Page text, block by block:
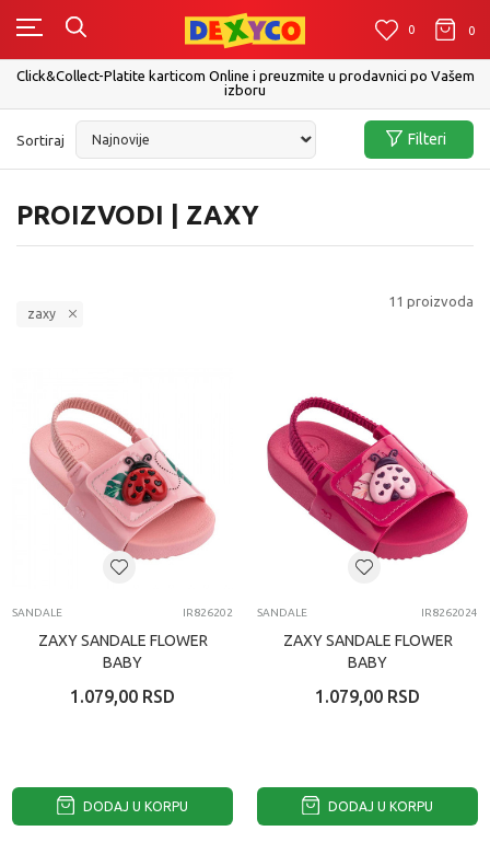
0 0 0
Click&Collect-Platite karticom Online i preuzmite u prodavnici po Vašem
izboru
PROIZVODI | ZAXY
Sortiraj Filteri
zaxy
11 proizvoda
SANDALE IR826202
ZAXY SANDALE FLOWER
BABY
1.079,00 RSD
DODAJ U KORPU
SANDALE IR8262024
ZAXY SANDALE FLOWER
BABY
1.079,00 RSD
DODAJ U KORPU